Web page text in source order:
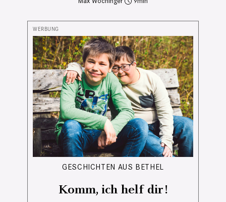
GESCHICHTEN AUS BETHEL
Komm, ich helf dir!